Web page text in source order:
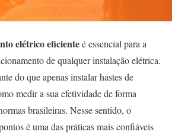
elétrico eficienteé essencial para a
de qualquer instalação elétrica.
do que apenas instalar hastes de
medir a sua efetividade de forma
brasileiras. Nesse sentido, o
é uma das práticas mais confiáveis